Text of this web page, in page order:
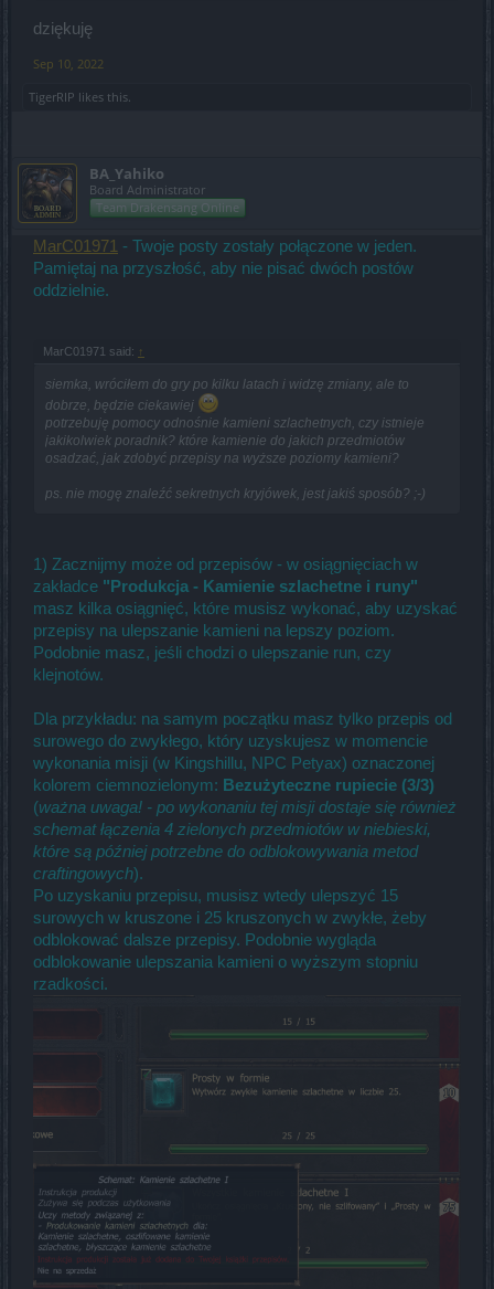
A co do kryjówek to pojawiają się one dopiero po pokonaniu bossa;
dziękuję
Sep 10, 2022
TigerRIP likes this.
BA_Yahiko
Board Administrator
Team Drakensang Online
MarC01971
- Twoje posty zostały połączone w jeden.
Pamiętaj na przyszłość, aby nie pisać dwóch postów
oddzielnie.
MarC01971 said: ↑
siemka, wróciłem do gry po kilku latach i widzę zmiany, ale to
dobrze, będzie ciekawiej
potrzebuję pomocy odnośnie kamieni szlachetnych, czy istnieje
jakikolwiek poradnik? które kamienie do jakich przedmiotów
osadzać, jak zdobyć przepisy na wyższe poziomy kamieni?
ps. nie mogę znaleźć sekretnych kryjówek, jest jakiś sposób? ;-)
1) Zacznijmy może od przepisów - w osiągnięciach w
zakładce "Produkcja - Kamienie szlachetne i runy"
masz kilka osiągnięć, które musisz wykonać, aby uzyskać
przepisy na ulepszanie kamieni na lepszy poziom.
Podobnie masz, jeśli chodzi o ulepszanie run, czy
klejnotów.
Dla przykładu: na samym początku masz tylko przepis od
surowego do zwykłego, który uzyskujesz w momencie
wykonania misji (w Kingshillu, NPC Petyax) oznaczonej
kolorem ciemnozielonym: Bezużyteczne rupiecie (3/3)
(ważna uwaga! - po wykonaniu tej misji dostaje się również
schemat łączenia 4 zielonych przedmiotów w niebieski,
które są później potrzebne do odblokowywania metod
craftingowych).
Po uzyskaniu przepisu, musisz wtedy ulepszyć 15
surowych w kruszone i 25 kruszonych w zwykłe, żeby
odblokować dalsze przepisy. Podobnie wygląda
odblokowanie ulepszania kamieni o wyższym stopniu
rzadkości.